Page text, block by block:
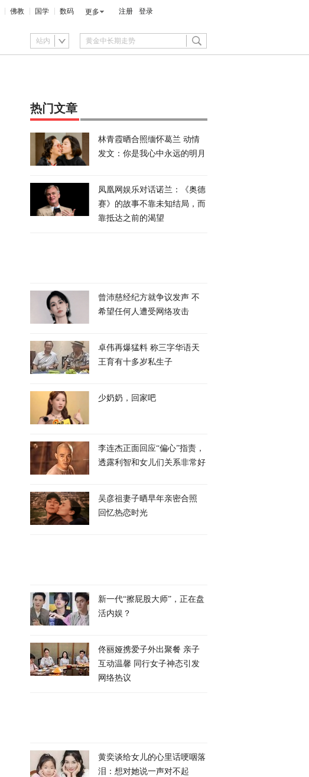
佛教 国学 数码 更多 注册 登录
站内
热门文章
林青霞晒合照缅怀葛兰 动情
发文：你是我心中永远的明月
凤凰网娱乐对话诺兰：《奥德
赛》的故事不靠未知结局，而
靠抵达之前的渴望
曾沛慈经纪方就争议发声 不
希望任何人遭受网络攻击
卓伟再爆猛料 称三字华语天
王育有十多岁私生子
少奶奶，回家吧
李连杰正面回应“偏心”指责，
透露利智和女儿们关系非常好
吴彦祖妻子晒早年亲密合照
回忆热恋时光
新一代“擦屁股大师”，正在盘
活内娱？
佟丽娅携爱子外出聚餐 亲子
互动温馨 同行女子神态引发
网络热议
黄奕谈给女儿的心里话哽咽落
泪：想对她说一声对不起